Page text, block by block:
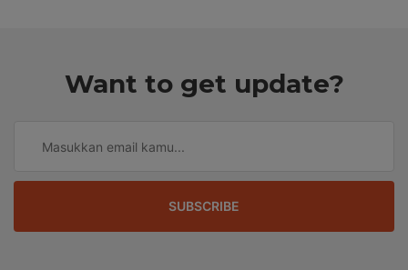
Want to get update?
SUBSCRIBE